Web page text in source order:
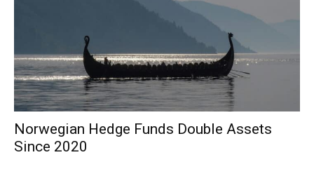
Norwegian Hedge Funds Double Assets
Since 2020